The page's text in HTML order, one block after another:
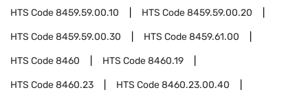
HTS Code8459.59.00.10 HTS Code8459.59.00.20
HTS Code8459.59.00.30 HTS Code8459.61.00
HTS Code8460 HTS Code8460.19
HTS Code8460.23 HTS Code8460.23.00.40